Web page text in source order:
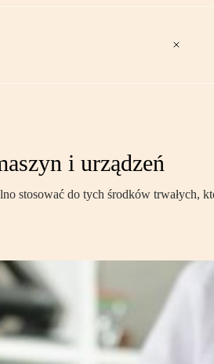
i urządzeń
stosować do tych środków